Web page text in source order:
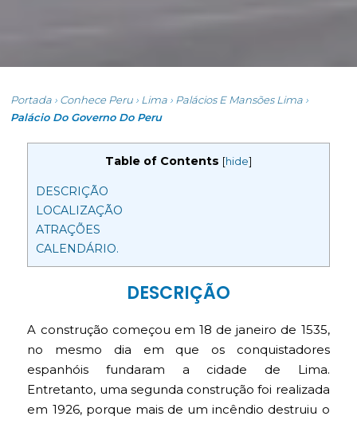
Portada › Conhece Peru › Lima › Palácios E Mansões Lima ›
Palácio Do Governo Do Peru
Table of Contents [hide]
DESCRIÇÃO
LOCALIZAÇÃO
ATRAÇÕES
CALENDÁRIO.
DESCRIÇÃO
A construção começou em 18 de janeiro de 1535,
no mesmo dia em que os conquistadores
espanhóis fundaram a cidade de Lima.
Entretanto, uma segunda construção foi realizada
em 1926, porque mais de um incêndio destruiu o